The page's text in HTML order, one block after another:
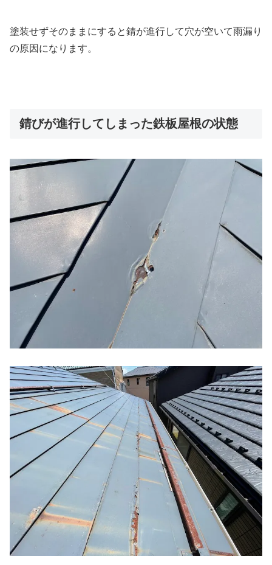
塗装せずそのままにすると錆が進行して穴が空いて雨漏り
の原因になります。
錆びが進行してしまった鉄板屋根の状態